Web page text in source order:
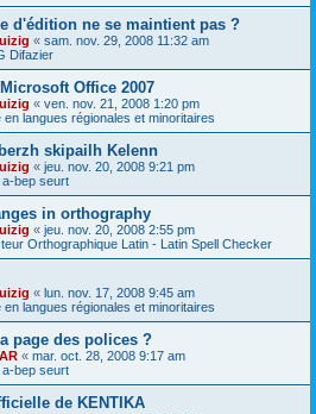
d'édition ne se maintient pas ?
« sam. nov. 29, 2008 11:32 am
Difazier
Office 2007
« ven. nov. 21, 2008 1:20 pm
en langues régionales et minoritaires
skipailh Kelenn
« jeu. nov. 20, 2008 9:21 pm
a-bep seurt
in orthography
« jeu. nov. 20, 2008 2:55 pm
Orthographique Latin - Latin Spell Checker
« lun. nov. 17, 2008 9:45 am
en langues régionales et minoritaires
page des polices ?
« mar. oct. 28, 2008 9:17 am
a-bep seurt
de KENTIKA